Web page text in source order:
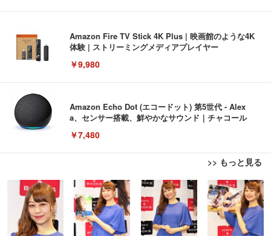
Amazon Fire TV Stick 4K Plus | 映画館のような4K
体験 | ストリーミングメディアプレイヤー
￥9,980
Amazon Echo Dot (エコードット) 第5世代 - Alex
a、センサー搭載、鮮やかなサウンド｜チャコール
￥7,480
>> もっと見る
[EdoErgo] オフィスチェア 椅子 テレワーク 疲れな
い 跳ね上げ式アームレスト コンパクト 約105度ロッ
キング pc 事務椅子 360度回転 座面昇降 強化ナイロ
ン樹脂ベース 通気性メッシュ 在宅ワーク H-WY01
(黒網+黒枠+黒足)
￥5,699
EIZO ビジネス向けプレミアムモニター | FlexScan
EV3240X-WT | 31.5型4K UHD・USB Type-C・ホワ
イト
￥105,595
Amazonベーシック ペットシーツ 薄型 レギュラー 1
回使い捨て 無香料 ホワイト 300枚
￥3,373